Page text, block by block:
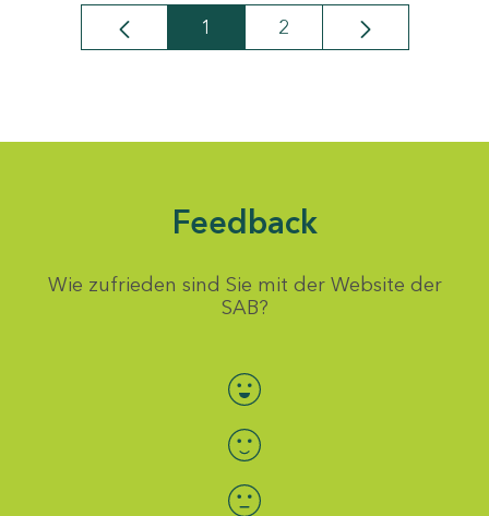
Seite
1 Seite
2
Feedback
Wie zufrieden sind Sie mit der Website der
SAB?
Bewertung auswählen